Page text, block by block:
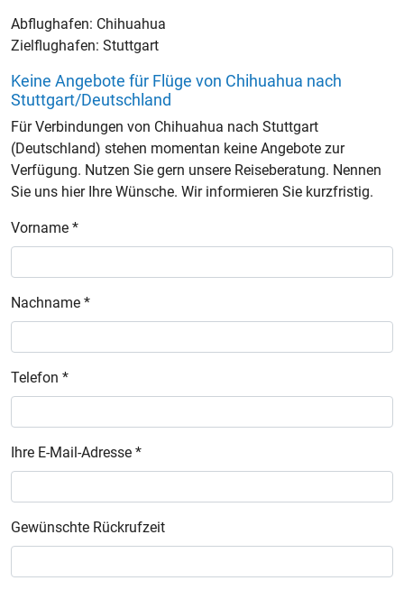
Abflughafen: Chihuahua
Zielflughafen: Stuttgart
Keine Angebote für Flüge von Chihuahua nach
Stuttgart/Deutschland
Für Verbindungen von Chihuahua nach Stuttgart
(Deutschland) stehen momentan keine Angebote zur
Verfügung. Nutzen Sie gern unsere Reiseberatung. Nennen
Sie uns hier Ihre Wünsche. Wir informieren Sie kurzfristig.
Vorname *
Nachname *
Telefon *
Ihre E-Mail-Adresse *
Gewünschte Rückrufzeit